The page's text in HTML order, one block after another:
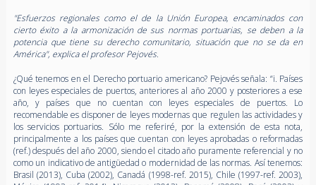
"Esfuerzos regionales como el de la Unión Europea, encaminados con
cierto éxito a la armonización de sus normas portuarias, se deben a la
potencia que tiene su derecho comunitario, situación que no se da en
América", explica el profesor Pejovés.
¿Qué tenemos en el Derecho portuario americano? Pejovés señala: “i. Países
con leyes especiales de puertos, anteriores al año 2000 y posteriores a ese
año, y países que no cuentan con leyes especiales de puertos. Lo
recomendable es disponer de leyes modernas que regulen las actividades y
los servicios portuarios. Sólo me referiré, por la extensión de esta nota,
principalmente a los países que cuentan con leyes aprobadas o reformadas
(ref.) después del año 2000, siendo el citado año puramente referencial y no
como un indicativo de antigüedad o modernidad de las normas. Así tenemos:
Brasil (2013), Cuba (2002), Canadá (1998-ref. 2015), Chile (1997-ref. 2003),